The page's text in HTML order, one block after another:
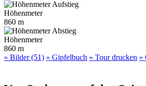
Höhenmeter
860 m
Höhenmeter
860 m
» Bilder (51) » Gipfelbuch » Tour drucken »